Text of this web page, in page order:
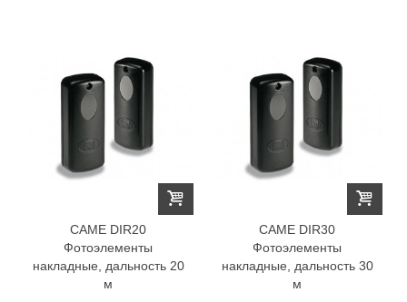
CAME DIR20
Фотоэлементы
накладные, дальность 20
м
CAME DIR30
Фотоэлементы
накладные, дальность 30
м